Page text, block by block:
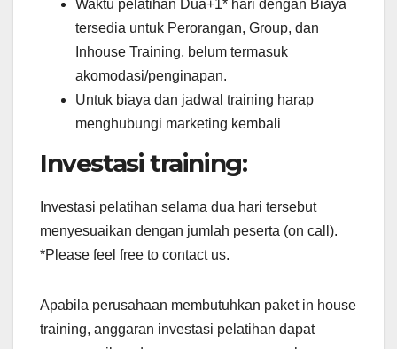
Waktu pelatihan Dua+1* hari dengan Biaya
tersedia untuk Perorangan, Group, dan
Inhouse Training, belum termasuk
akomodasi/penginapan.
Untuk biaya dan jadwal training harap
menghubungi marketing kembali
Investasi training:
Investasi pelatihan selama dua hari tersebut
menyesuaikan dengan jumlah peserta (on call).
*Please feel free to contact us.
Apabila perusahaan membutuhkan paket in house
training, anggaran investasi pelatihan dapat